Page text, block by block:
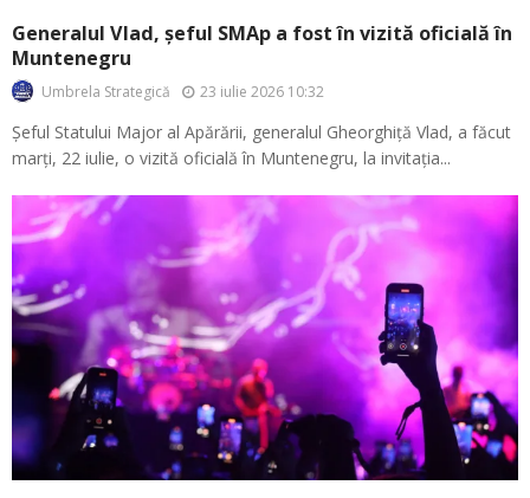
Generalul Vlad, șeful SMAp a fost în vizită oficială în
Muntenegru
Umbrela Strategică 23 iulie 2026 10:32
Șeful Statului Major al Apărării, generalul Gheorghiță Vlad, a făcut
marți, 22 iulie, o vizită oficială în Muntenegru, la invitația...